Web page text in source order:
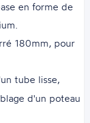
en forme de
180mm, pour
tube lisse,
d'un poteau